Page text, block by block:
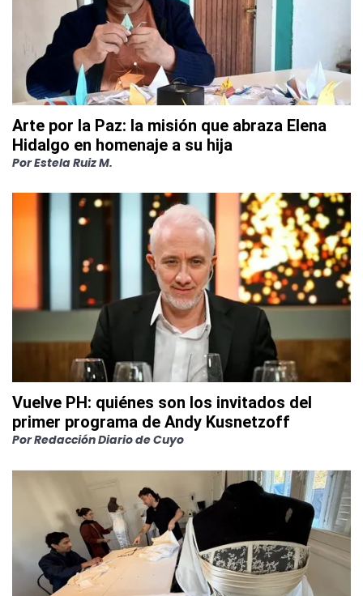
Arte por la Paz: la misión que abraza Elena
Hidalgo en homenaje a su hija
PorEstela Ruiz M.
Vuelve PH: quiénes son los invitados del
primer programa de Andy Kusnetzoff
PorRedacción Diario de Cuyo